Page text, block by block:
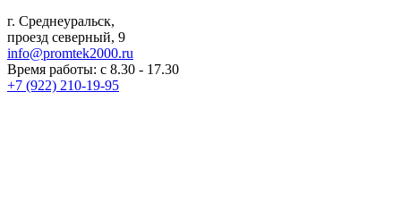
г. Среднеуральск,
проезд северный, 9
info@promtek2000.ru
Время работы: с 8.30 - 17.30
+7 (922) 210-19-95